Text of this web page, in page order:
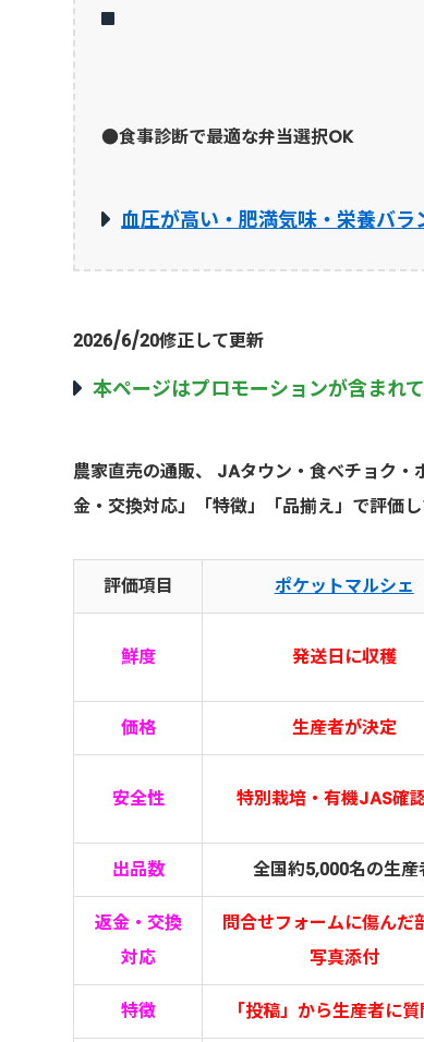
●食事診断で最適な弁当選択OK
血圧が高い・肥満気味・栄養バラ
2026/6/20修正して更新
本ページはプロモーションが含まれ
農家直売の通販、 JAタウン・食べチョク
金・交換対応」「特徴」「品揃え」で評価し
評価項目 ポケットマルシェ
鮮度 発送日に収穫
価格 生産者が決定
安全性 特別栽培・有機JAS確
出品数 全国約5,000名の生産
返金・交換
対応
問合せフォームに傷んだ
写真添付
特徴 「投稿」から生産者に